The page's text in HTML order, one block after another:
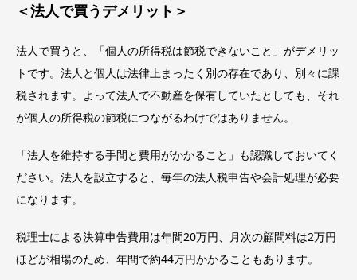
＜法人で買うデメリット＞
法人で買うと、「個人の所得税は節税できないこと」がデメリッ
トです。法人と個人は法律上まったく別の存在であり、別々に課
税されます。よって法人で不動産を保有していたとしても、それ
が個人の所得税の節税につながるわけではありません。
「法人を維持する手間と費用がかかること」も認識しておいてく
ださい。法人を設立すると、毎年の法人税申告や会計処理が必要
になります。
税理士による決算申告費用は年間20万円、月次の顧問料は2万円
ほどが相場のため、年間で約44万円かかることもあります。